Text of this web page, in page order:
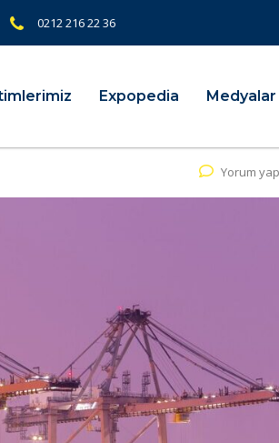
0212 216 22 36
Expopedia Medyalar
Yorum